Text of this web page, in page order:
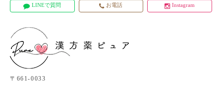
〒661-0033
LINEで質問 お電話 Instagram